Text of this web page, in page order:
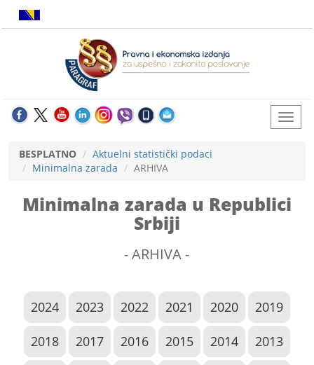
BESPLATNO
Aktuelni statistički podaci
Minimalna zarada
ARHIVA
Minimalna zarada u Republici
Srbiji
- ARHIVA -
2024 2023 2022 2021 2020 2019
2018 2017 2016 2015 2014 2013